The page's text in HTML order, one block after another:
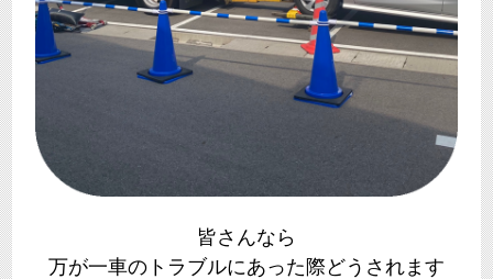
​皆さんなら
万が一車のトラブルにあった際どうされます